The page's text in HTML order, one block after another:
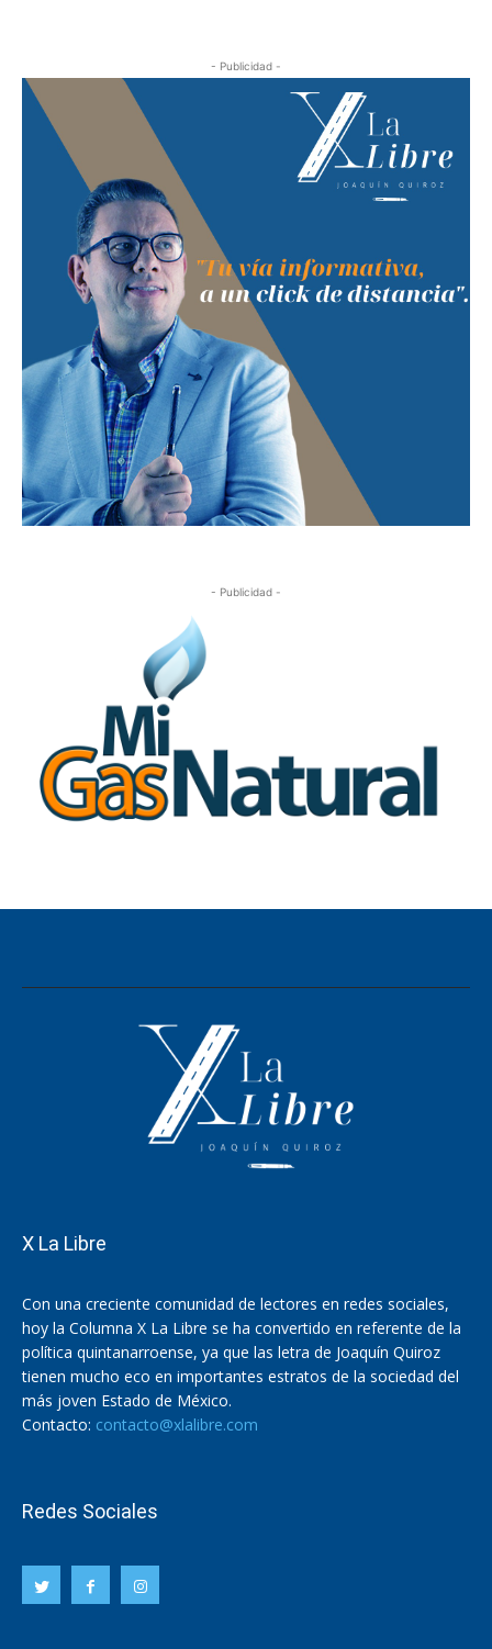
X La Libre
Con una creciente comunidad de lectores en redes sociales,
hoy la Columna X La Libre se ha convertido en referente de la
política quintanarroense, ya que las letra de Joaquín Quiroz
tienen mucho eco en importantes estratos de la sociedad del
más joven Estado de México.
Contacto: contacto@xlalibre.com
Redes Sociales